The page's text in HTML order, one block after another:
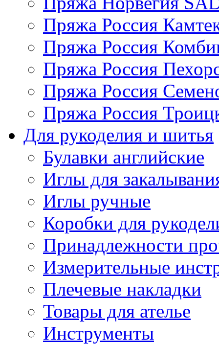
Пряжа Россия
Пряжа Россия
Пряжа Россия
Пряжа Россия
Пряжа Россия
Для рукоделия и шитья
Булавки английские
Иглы для
Иглы ручные
Коробки для
Принадлежности
Измерительные
Плечевые накладки
Товары для ателье
Инструменты